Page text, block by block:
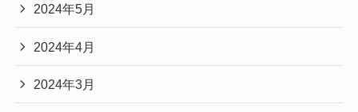
2024年5月
2024年4月
2024年3月